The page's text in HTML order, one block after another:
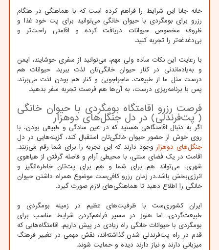
خانه جانا این شرایط را فراهم کرده است که با هماهنگی در هنگام
رزرو برای بومگردی با حیوان خانگی می‌توانید برای پت خود غذا و
ظروف مخصوص حیوانات دریافت کرده و اقامتی راحت‌تر و
بی‌دغدغه‌تر را تجربه کنید.
با رعایت این نکات ساده ولی مهم، می‌توانید از سفری خوشایند، ایمن
و به‌یادماندنی در کنار حیوان خانگی‌تان لذت ببرید. حیوانات هم
درست مثل ما از طبیعت، ماجراجویی و کنار هم بودن لذت می‌برند.
پس با برنامه‌ریزی درست، به آن‌ها هم فرصت تجربه سفر بدهید.
فرصت رزرو اقامتگاه بومگردی با حیوان خانگی
( پت‌فرندلی) در دل جنگل‌های دوهزار
اگر به دنبال اقامتگاهی هستید که در عین سادگی و طبیعی بودن، با
روی خوش از حضور حیوان خانگی‌تان استقبال کند، گزینه‌هایی در دل
جنگل‌های دوهزار وجود دارند که این تجربه را برای شما رقم می‌زنند.
اقامت در یک فضای سنتی، با محیطی آرام و فاصله گرفتن از هیاهوی
شهری، می‌تواند هم برای شما و هم برای پت‌تان خاطره‌انگیز و
انرژی‌بخش باشد.در زمان رزرو کافی‌ست موضوع همراه داشتن حیوان
خانگی را اطلاع دهید تا هماهنگی‌های لازم صورت گیرد.
ایران کشوری‌ست با ظرفیت‌های عظیم در زمینه بومگردی و
طبیعت‌گردی. اما هنوز در مسیر فراهم‌کردن شرایط مناسب برای
بومگردی با حیوانات خانگی راه زیادی در پیش داریم. اقامتگاه‌هایی که
قدم در راه پت‌فرندلی شدن گذاشته‌اند، نقش مهمی در تغییر فرهنگ
میزبانی دارند و نیاز دارند دیده و حمایت شوند.